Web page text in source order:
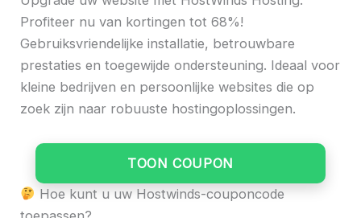
Profiteer nu van kortingen tot 68%!
Gebruiksvriendelijke installatie, betrouwbare
prestaties en toegewijde ondersteuning. Ideaal voor
kleine bedrijven en persoonlijke websites die op
zoek zijn naar robuuste hostingoplossingen.
TOON COUPON
Hoe kunt u uw Hostwinds-couponcode